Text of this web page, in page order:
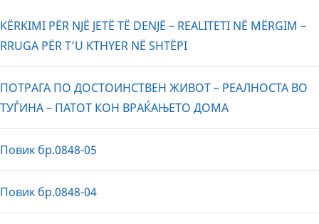
KËRKIMI PËR NJË JETË TË DENJË – REALITETI NË MËRGIM –
RRUGA PËR T’U KTHYER NË SHTËPI
ПОТРАГА ПО ДОСТОИНСТВЕН ЖИВОТ – РЕАЛНОСТА ВО
ТУЃИНА – ПАТОТ КОН ВРАЌАЊЕТО ДОМА
Повик бр.0848-05
Повик бр.0848-04